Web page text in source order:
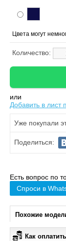
Цвета могут
Количество:
или
Добавить в лист
Уже покупали
Поделиться:
Есть вопрос по
Спроси в
Похожие
Как